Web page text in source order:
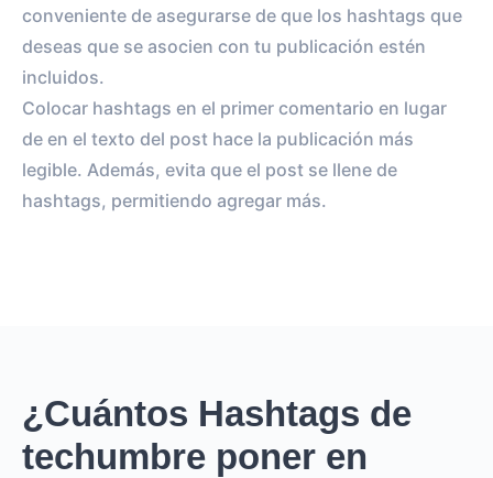
conveniente de asegurarse de que los hashtags que
deseas que se asocien con tu publicación estén
incluidos.
Colocar hashtags en el primer comentario en lugar
de en el texto del post hace la publicación más
legible. Además, evita que el post se llene de
hashtags, permitiendo agregar más.
¿Cuántos Hashtags de
techumbre poner en